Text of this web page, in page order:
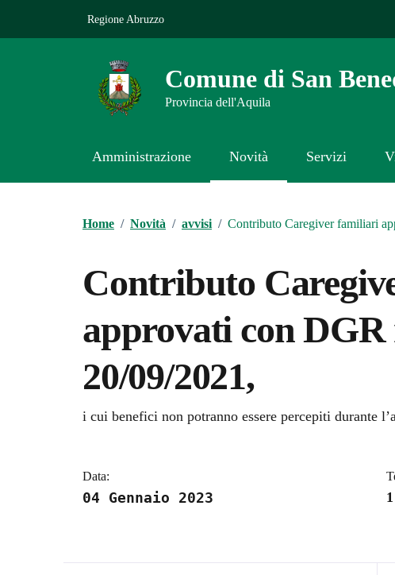
Regione Abruzzo
Comune di San
Provincia dell'Aquila
Amministrazione Novità Servizi
Home / Novità / avvisi / Contributo Caregiver familiari
Contributo
approvati con DGR
20/09/2021,
Dettagli della notizia
i cui benefici non potranno essere percepiti durante
Data:
04 Gennaio 2023